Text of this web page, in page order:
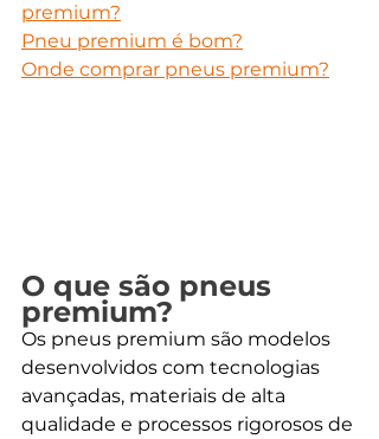
premium?
Pneu premium é bom?
Onde comprar pneus premium?
O que são pneus
premium?
Os pneus premium são modelos
desenvolvidos com tecnologias
avançadas, materiais de alta
qualidade e processos rigorosos de